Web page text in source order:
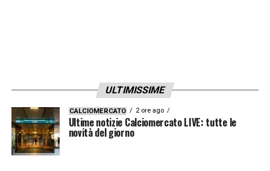
ULTIMISSIME
CALCIOMERCATO 2 ore ago
Ultime notizie Calciomercato LIVE: tutte le
novità del giorno